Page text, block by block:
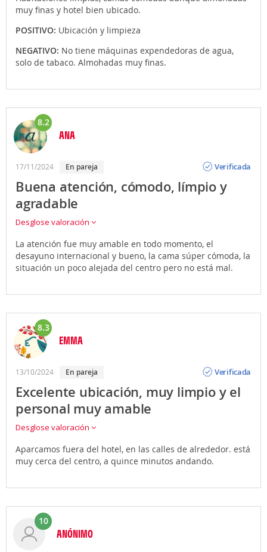
muy finas y hotel bien ubicado.
POSITIVO: Ubicación y limpieza
NEGATIVO: No tiene máquinas expendedoras de agua,
solo de tabaco. Almohadas muy finas.
8.2
ANA
17/11/2024 En pareja
Verificada
Buena atención, cómodo, límpio y
agradable
Desglose valoración
La atención fue muy amable en todo momento, el
desayuno internacional y bueno, la cama súper cómoda, la
situación un poco alejada del centro pero no está mal.
8.3
EMMA
13/10/2024 En pareja
Verificada
Excelente ubicación, muy limpio y el
personal muy amable
Desglose valoración
Aparcamos fuera del hotel, en las calles de alrededor. está
muy cerca del centro, a quince minutos andando.
10
ANÓNIMO